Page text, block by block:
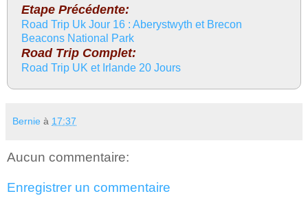
Etape Précédente:
Road Trip Uk Jour 16 : Aberystwyth et Brecon
Beacons National Park
Road Trip Complet:
Road Trip UK et Irlande 20 Jours
Bernie à 17:37
Aucun commentaire:
Enregistrer un commentaire